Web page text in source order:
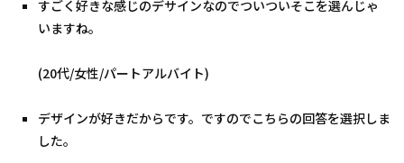
すごく好きな感じのデサインなのでついついそこを選んじゃ
いますね。
(20代/女性/パートアルバイト)
デザインが好きだからです。ですのでこちらの回答を選択しま
した。